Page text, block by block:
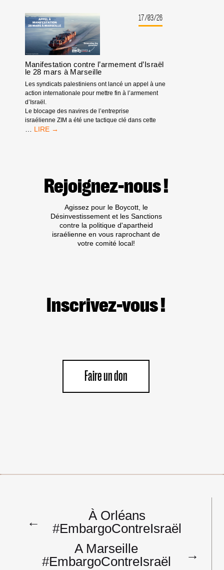
CAMPAGNE
17/03/26
Manifestation contre l’armement d’Israël
le 28 mars à Marseille
Les syndicats palestiniens ont lancé un appel à une
action internationale pour mettre fin à l’armement
d’Israël.
Le blocage des navires de l’entreprise
israélienne ZIM a été une tactique clé dans cette
MANIFESTATION
MARSRejoignez-nous !
Agissez pour le Boycott, le
Désinvestissement et les Sanctions
contre la politique d'apartheid
israélienne en vous raprochant de
votre comité local!
Inscrivez-vous !
Faire un don
de
l’article
←
À Orléans
#EmbargoContreIsraël
A Marseille
#EmbargoContreIsraël
→